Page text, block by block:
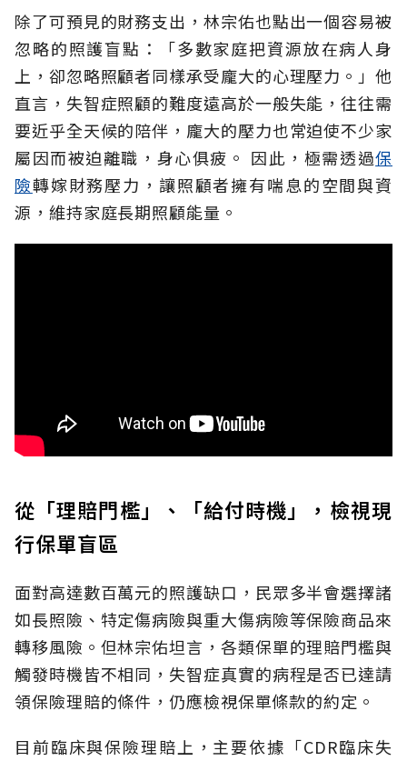
除了可預見的財務支出，林宗佑也點出一個容易被
忽略的照護盲點：「多數家庭把資源放在病人身
上，卻忽略照顧者同樣承受龐大的心理壓力。」他
直言，失智症照顧的難度遠高於一般失能，往往需
要近乎全天候的陪伴，龐大的壓力也常迫使不少家
屬因而被迫離職，身心俱疲。 因此，極需透過保
險轉嫁財務壓力，讓照顧者擁有喘息的空間與資
源，維持家庭長期照顧能量。
從「理賠門檻」、「給付時機」，檢視現
行保單盲區
面對高達數百萬元的照護缺口，民眾多半會選擇諸
如長照險、特定傷病險與重大傷病險等保險商品來
轉移風險。但林宗佑坦言，各類保單的理賠門檻與
觸發時機皆不相同，失智症真實的病程是否已達請
領保險理賠的條件，仍應檢視保單條款的約定。
目前臨床與保險理賠上，主要依據「CDR臨床失